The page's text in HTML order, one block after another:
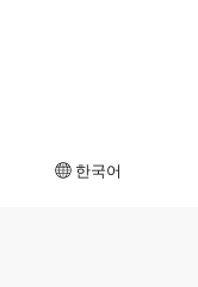
한국어